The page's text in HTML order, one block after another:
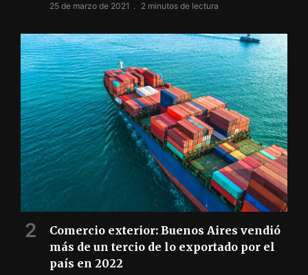
25 de marzo de 2021 2 minutos de lectura
Comercio exterior: Buenos Aires vendió
más de un tercio de lo exportado por el
país en 2022